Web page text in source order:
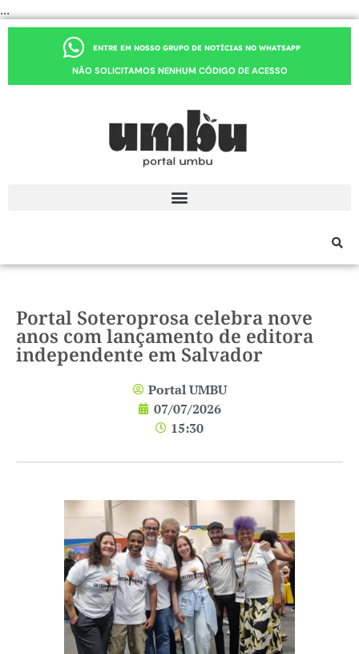
...
ENTRE EM NOSSO GRUPO DE NOTÍCIAS NO WHATSAPP
NÃO SOLICITAMOS NENHUM CÓDIGO DE ACESSO
Portal Soteroprosa celebra nove
anos com lançamento de editora
independente em Salvador
Portal UMBU
07/07/2026
15:30